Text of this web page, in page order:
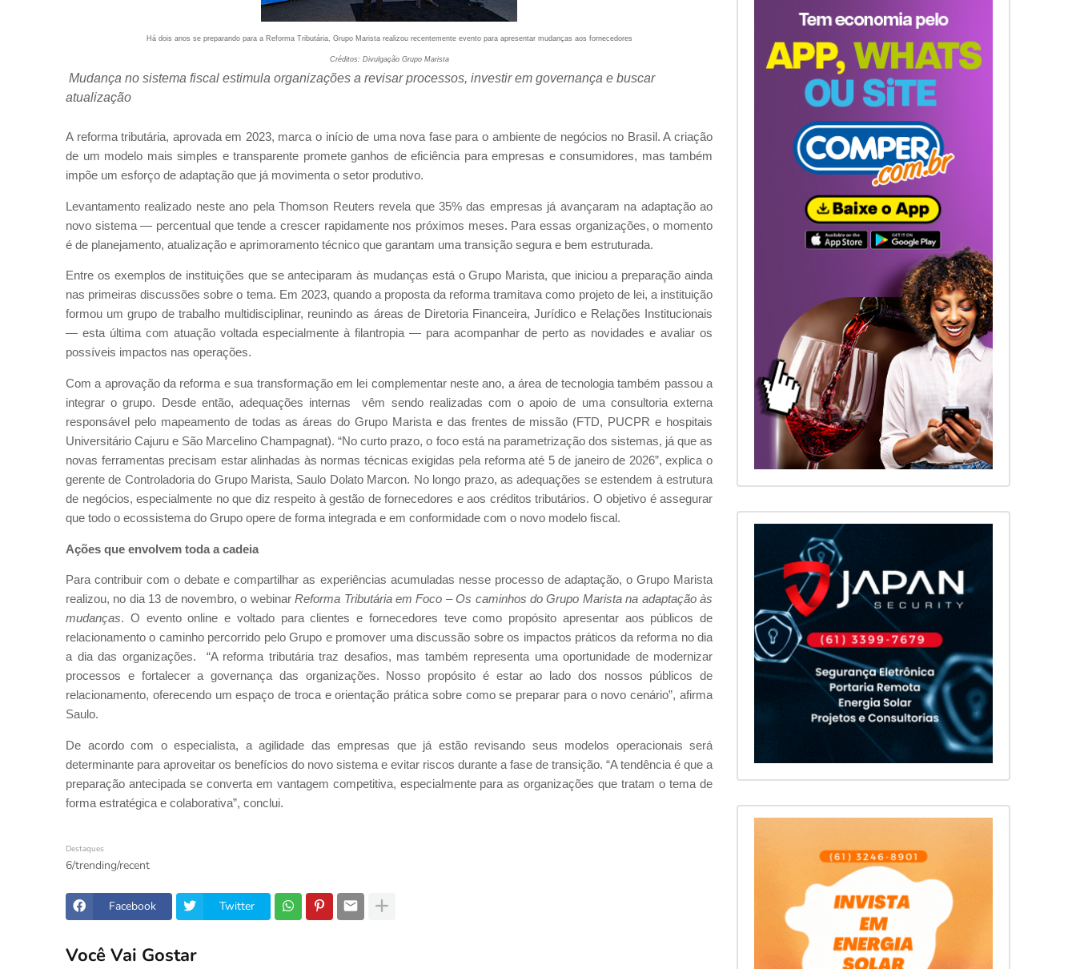
Há dois anos se preparando para a Reforma Tributária, Grupo Marista realizou recentemente evento para apresentar mudanças aos fornecedores
Créditos: Divulgação Grupo Marista
Mudança no sistema fiscal estimula organizações a revisar processos, investir em governança e buscar
atualização
A reforma tributária, aprovada em 2023, marca o início de uma nova fase para o ambiente de negócios no Brasil. A criação
de um modelo mais simples e transparente promete ganhos de eficiência para empresas e consumidores, mas também
impõe um esforço de adaptação que já movimenta o setor produtivo.
Levantamento realizado neste ano pela Thomson Reuters revela que 35% das empresas já avançaram na adaptação ao
novo sistema — percentual que tende a crescer rapidamente nos próximos meses. Para essas organizações, o momento
é de planejamento, atualização e aprimoramento técnico que garantam uma transição segura e bem estruturada.
Entre os exemplos de instituições que se anteciparam às mudanças está o Grupo Marista, que iniciou a preparação ainda
nas primeiras discussões sobre o tema. Em 2023, quando a proposta da reforma tramitava como projeto de lei, a instituição
formou um grupo de trabalho multidisciplinar, reunindo as áreas de Diretoria Financeira, Jurídico e Relações Institucionais
— esta última com atuação voltada especialmente à filantropia — para acompanhar de perto as novidades e avaliar os
possíveis impactos nas operações.
Com a aprovação da reforma e sua transformação em lei complementar neste ano, a área de tecnologia também passou a
integrar o grupo. Desde então, adequações internas vêm sendo realizadas com o apoio de uma consultoria externa
responsável pelo mapeamento de todas as áreas do Grupo Marista e das frentes de missão (FTD, PUCPR e hospitais
Universitário Cajuru e São Marcelino Champagnat). “No curto prazo, o foco está na parametrização dos sistemas, já que as
novas ferramentas precisam estar alinhadas às normas técnicas exigidas pela reforma até 5 de janeiro de 2026”, explica o
gerente de Controladoria do Grupo Marista, Saulo Dolato Marcon. No longo prazo, as adequações se estendem à estrutura
de negócios, especialmente no que diz respeito à gestão de fornecedores e aos créditos tributários. O objetivo é assegurar
que todo o ecossistema do Grupo opere de forma integrada e em conformidade com o novo modelo fiscal.
Ações que envolvem toda a cadeia
Para contribuir com o debate e compartilhar as experiências acumuladas nesse processo de adaptação, o Grupo Marista
realizou, no dia 13 de novembro, o webinarReforma Tributária em Foco – Os caminhos do Grupo Marista na adaptação às
mudanças. O evento online e voltado para clientes e fornecedores teve como propósito apresentar aos públicos de
relacionamento o caminho percorrido pelo Grupo e promover uma discussão sobre os impactos práticos da reforma no dia
a dia das organizações. “A reforma tributária traz desafios, mas também representa uma oportunidade de modernizar
processos e fortalecer a governança das organizações. Nosso propósito é estar ao lado dos nossos públicos de
relacionamento, oferecendo um espaço de troca e orientação prática sobre como se preparar para o novo cenário”, afirma
Saulo.
De acordo com o especialista, a agilidade das empresas que já estão revisando seus modelos operacionais será
determinante para aproveitar os benefícios do novo sistema e evitar riscos durante a fase de transição. “A tendência é que a
preparação antecipada se converta em vantagem competitiva, especialmente para as organizações que tratam o tema de
forma estratégica e colaborativa”, conclui.
Destaques
6/trending/recent
Facebook Twitter
Você Vai Gostar